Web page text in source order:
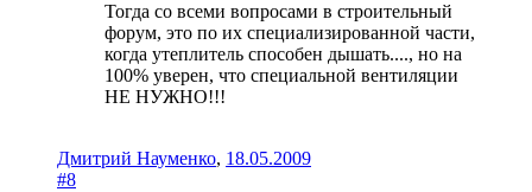
Тогда со всеми вопросами в строительный
форум, это по их специализированной части,
когда утеплитель способен дышать...., но на
100% уверен, что специальной вентиляции
НЕ НУЖНО!!!
Дмитрий Науменко, 18.05.2009
#8